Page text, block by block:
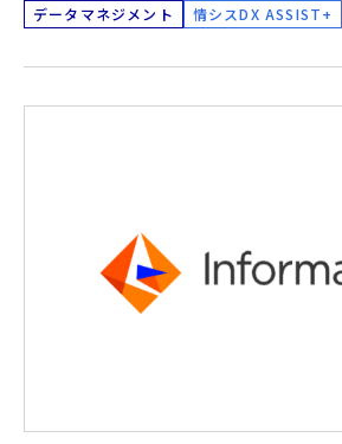
データマネジメント 情シスDX ASSIST+